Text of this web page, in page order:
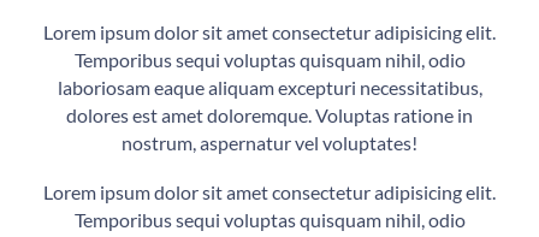
Lorem ipsum dolor sit amet consectetur adipisicing elit.
Temporibus sequi voluptas quisquam nihil, odio
laboriosam eaque aliquam excepturi necessitatibus,
dolores est amet doloremque. Voluptas ratione in
nostrum, aspernatur vel voluptates!
Lorem ipsum dolor sit amet consectetur adipisicing elit.
Temporibus sequi voluptas quisquam nihil, odio